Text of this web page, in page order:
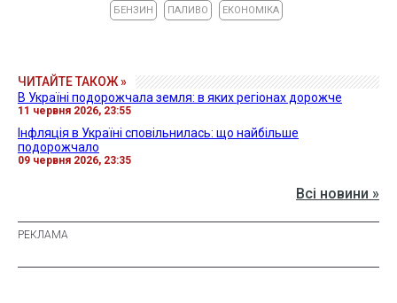
БЕНЗИН ПАЛИВО ЕКОНОМІКА
ЧИТАЙТЕ ТАКОЖ »
В Україні подорожчала земля: в яких регіонах дорожче
11 червня 2026, 23:55
Інфляція в Україні сповільнилась: що найбільше
подорожчало
09 червня 2026, 23:35
Всі новини »